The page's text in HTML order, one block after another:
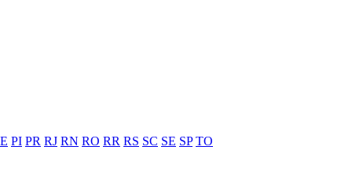
PI PR RJ RN RO RR RS SC SE SP TO